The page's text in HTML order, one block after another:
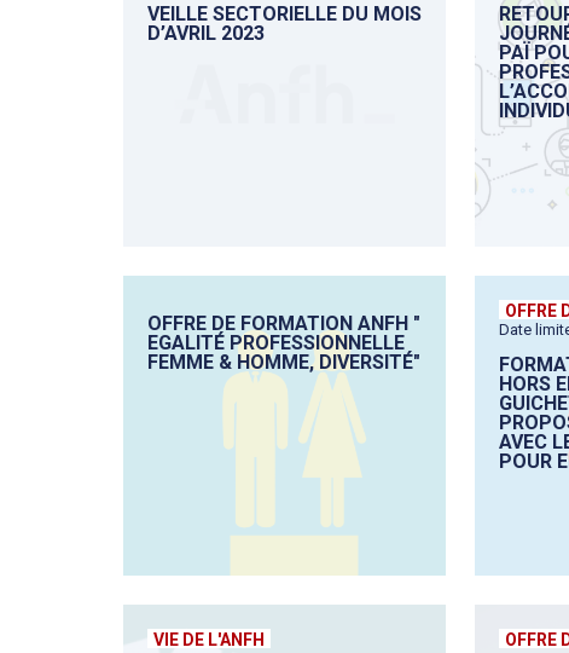
VEILLE SECTORIELLE DU MOIS
D’AVRIL 2023
PAÏ
OFFRE DE FORMATION ANFH "
EGALITÉ PROFESSIONNELLE
FEMME & HOMME, DIVERSITÉ"
OFFRE
Date
HORS
AVEC
POUR
VIE DE L'ANFH OFFRE